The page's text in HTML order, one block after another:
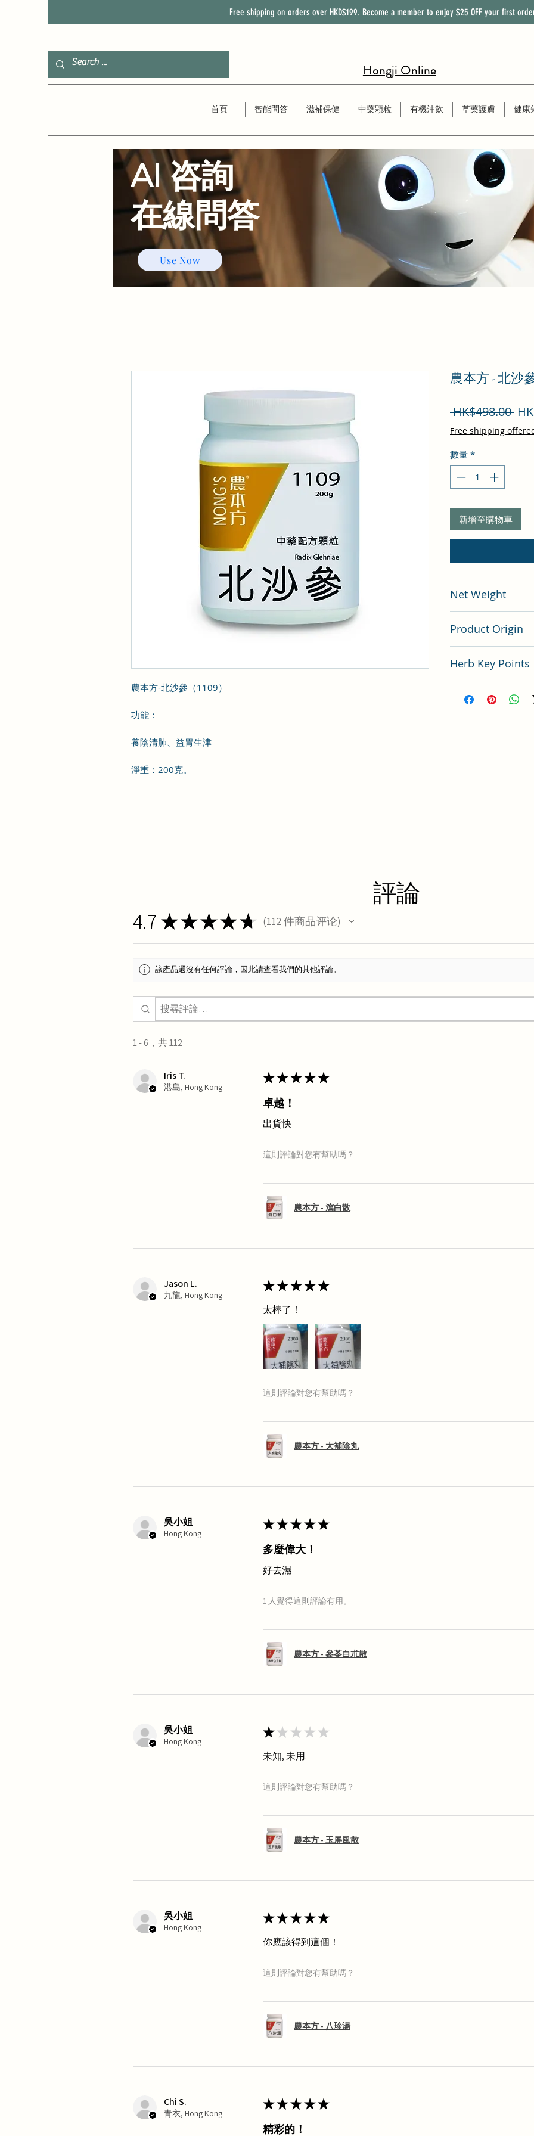
Free shipping on orders over HKD$199. Become a member to enjoy $25 OFF your first
Hongji Online
首頁 智能問答 滋補保健 中藥顆粒 有機沖飲 草藥護膚 健康
農本方-北沙參（1109）
功能：
養陰清肺、益胃生津
淨重：200克。
農本方 - 北沙
HK$498.00 一
般
Free shipping
數量 *
新增至購物車
Net Weight
Product Origin
Herb Key Points
評論
4.7 ★★★★★ 112 件商品评论
112
該產品還沒有任何評論，因此請查看我們的其他評論。
1 - 6，共 112
Iris T.
港島, Hong Kong
★★★★★
卓越！
出貨快
這則評論對您有幫助嗎？
農本方 - 瀉白散
Jason L.
九龍, Hong Kong
★★★★★
太棒了！
這則評論對您有幫助嗎？
農本方 - 大補陰丸
吳小姐
Hong Kong
★★★★★
多麼偉大！
好去濕
1 人覺得這則評論有用。
農本方 - 參苓白朮散
吳小姐
Hong Kong
★★★★★
未知, 未用.
這則評論對您有幫助嗎？
農本方 - 玉屏風散
吳小姐
Hong Kong
★★★★★
你應該得到這個！
這則評論對您有幫助嗎？
農本方 - 八珍湯
Chi S.
青衣, Hong Kong
★★★★★
精彩的！
Use Now
AI 咨詢
​在線問答